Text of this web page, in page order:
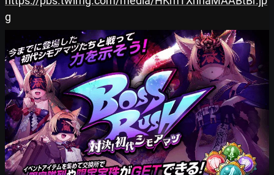
g